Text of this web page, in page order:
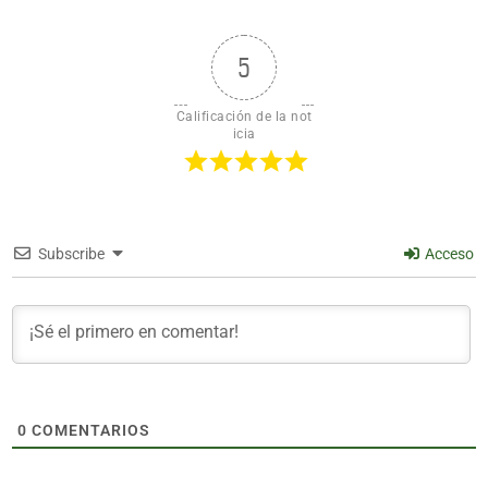
5
Calificación de la not
icia
Subscribe Acceso
0 COMENTARIOS